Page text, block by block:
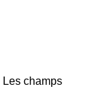
Les champs